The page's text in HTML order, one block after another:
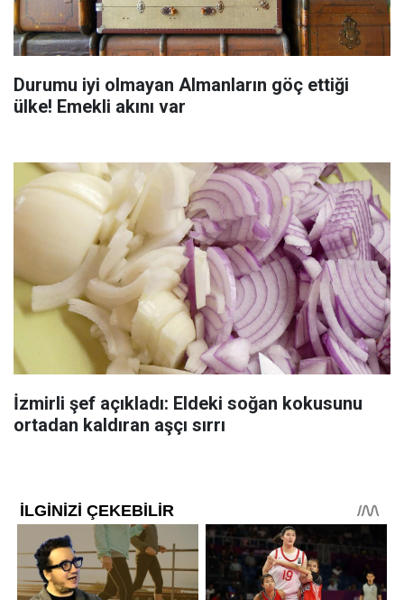
Durumu iyi olmayan Almanların göç ettiği
ülke! Emekli akını var
İzmirli şef açıkladı: Eldeki soğan kokusunu
ortadan kaldıran aşçı sırrı